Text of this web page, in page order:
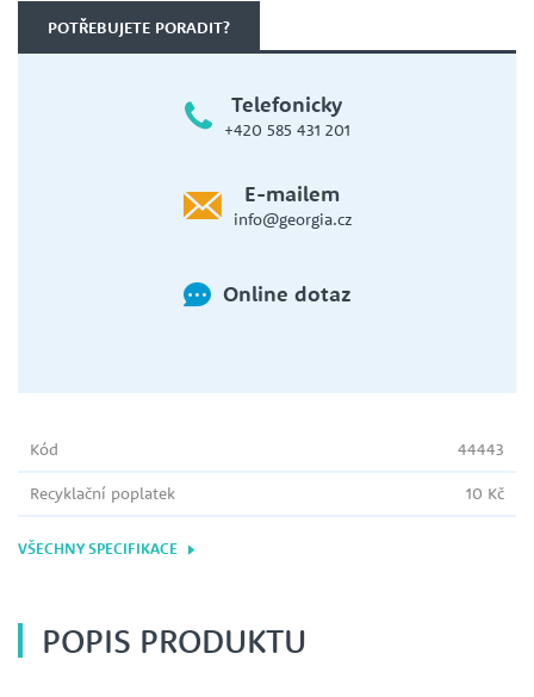
POTŘEBUJETE PORADIT?
Telefonicky
+420 585 431 201
E-mailem
info@georgia.cz
Online dotaz
Kód 44443
Recyklační poplatek 10 Kč
VŠECHNY SPECIFIKACE
POPIS PRODUKTU